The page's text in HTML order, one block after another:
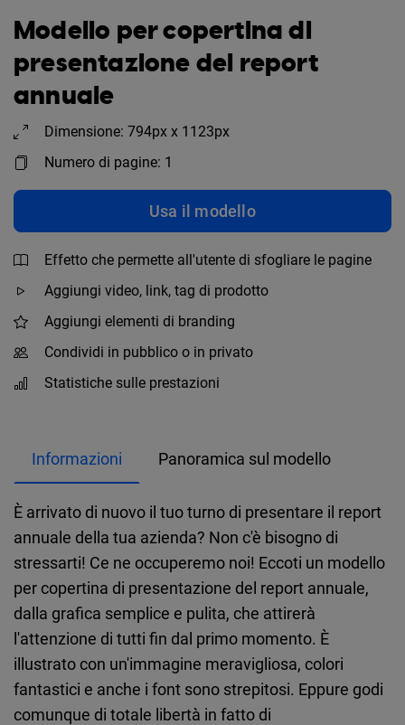
Modello per copertina di
presentazione del report
annuale
Dimensione: 794px x 1123px
Numero di pagine: 1
Usa il modello
Effetto che permette all'utente di sfogliare le pagine
Aggiungi video, link, tag di prodotto
Aggiungi elementi di branding
Condividi in pubblico o in privato
Statistiche sulle prestazioni
Informazioni Panoramica sul modello
È arrivato di nuovo il tuo turno di presentare il report
annuale della tua azienda? Non c'è bisogno di
stressarti! Ce ne occuperemo noi! Eccoti un modello
per copertina di presentazione del report annuale,
dalla grafica semplice e pulita, che attirerà
l'attenzione di tutti fin dal primo momento. È
illustrato con un'immagine meravigliosa, colori
fantastici e anche i font sono strepitosi. Eppure godi
comunque di totale libertà in fatto di